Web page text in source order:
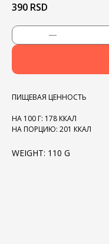
390 RSD
ПИЩЕВАЯ ЦЕННОСТЬ
НА 100 Г: 178 ККАЛ
НА ПОРЦИЮ: 201 ККАЛ
WEIGHT: 110 G